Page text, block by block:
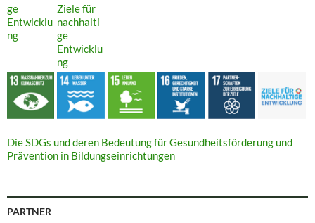
Die SDGs und deren Bedeutung für Gesundheitsförderung und
Prävention in Bildungseinrichtungen
PARTNER